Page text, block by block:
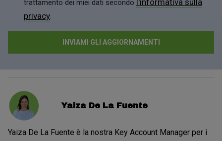
trattamento dei miei dati secondo
privacy.
Yaiza De La Fuente
Yaiza De La Fuente è la nostra Key Account Manager per i